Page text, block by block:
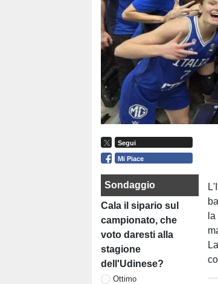
Segui
Mi Piace
Sondaggio
Cala il sipario sul
campionato, che
voto daresti alla
stagione
dell'Udinese?
Ottimo